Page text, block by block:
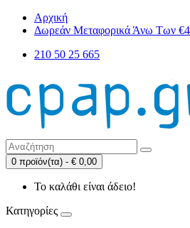
Αρχική
Δωρεάν Μεταφορικά Άνω Των
210 50 25 665
0 προϊόν(τα) - € 0,00
Το καλάθι είναι άδειο!
Κατηγορίες